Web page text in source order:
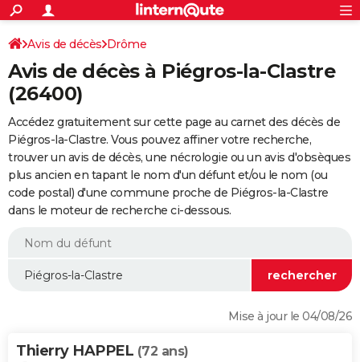
ACTUALITÉS
Politique
Société
Faits Divers
Education
Monde
Villes
+
SPORT
Coupe du monde 2026
Football
Tennis
Cyclisme
Rugby
Forum
FINANCE
Retraite
Impôts
Epargne
Immobilier
Risques naturels par ville
Banque
Assurance
Crédit
AUTO
Essais
Réserver un essai
Citadines
Berlines
SUV
Forum auto
+
HIGH-TECH
Mobiles
Meilleur smartphone
Internet
Ordinateurs
Jeux vidéo
Guide high-tech
+
BRICOLAGE
Forum
Aménagement intérieur
Extérieur
Cuisine
Salle de bains
Jardinage
Rangement
WEEK-END
Guides de France
Escapades
Patrimoine
Expositions
Musées
Week-end nature
LIFESTYLE
Alimentation
Guide de la santé
Maladies
Médicaments
Sommeil
VOYAGE
Avis de décès Drôme
Avis de décès à Piégros-la-Clastre
(26400)
Accédez gratuitement sur cette page au carnet des décès de
Piégros-la-Clastre. Vous pouvez affiner votre recherche,
trouver un avis de décès, une nécrologie ou un avis d'obsèques
plus ancien en tapant le nom d'un défunt et/ou le nom (ou
code postal) d'une commune proche de Piégros-la-Clastre
dans le moteur de recherche ci-dessous.
Mise à jour le 04/08/26
Thierry HAPPEL (72 ans)